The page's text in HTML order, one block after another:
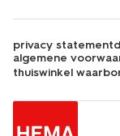
privacy statement
algemene
thuiswinkel